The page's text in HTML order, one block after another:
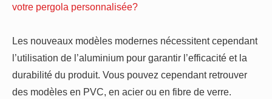
votre pergola personnalisée?
Les nouveaux modèles modernes nécessitent cependant
l’utilisation de l’aluminium pour garantir l’efficacité et la
durabilité du produit. Vous pouvez cependant retrouver
des modèles en PVC, en acier ou en fibre de verre.